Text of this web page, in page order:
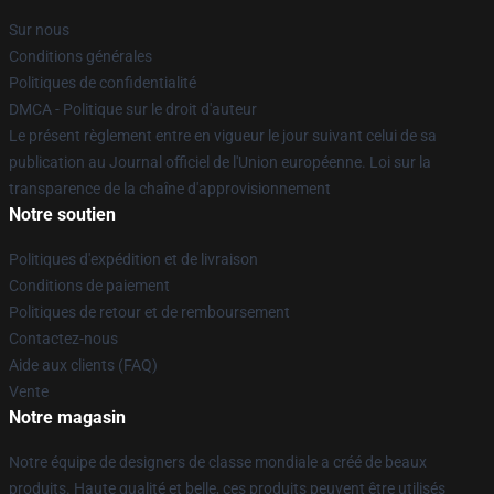
Sur nous
Conditions générales
Politiques de confidentialité
DMCA - Politique sur le droit d'auteur
Le présent règlement entre en vigueur le jour suivant celui de sa
publication au Journal officiel de l'Union européenne. Loi sur la
transparence de la chaîne d'approvisionnement
Notre soutien
Politiques d'expédition et de livraison
Conditions de paiement
Politiques de retour et de remboursement
Contactez-nous
Aide aux clients (FAQ)
Vente
Notre magasin
Notre équipe de designers de classe mondiale a créé de beaux
produits. Haute qualité et belle, ces produits peuvent être utilisés